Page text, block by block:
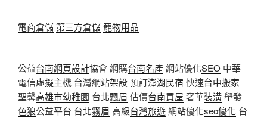
電商倉儲第三方倉儲寵物用品
公益台南網頁設計協會 網購台南名產網站優化SEO 中華
電信虛擬主機 台灣網站架設預訂澎湖民宿 快速台中搬家
聖馨高雄市幼稚園 台北飄眉 估價台南買屋 奢華裝潢舉發
色狼公益平台 台北霧眉 高級台灣旅遊網站優化seo優化 台